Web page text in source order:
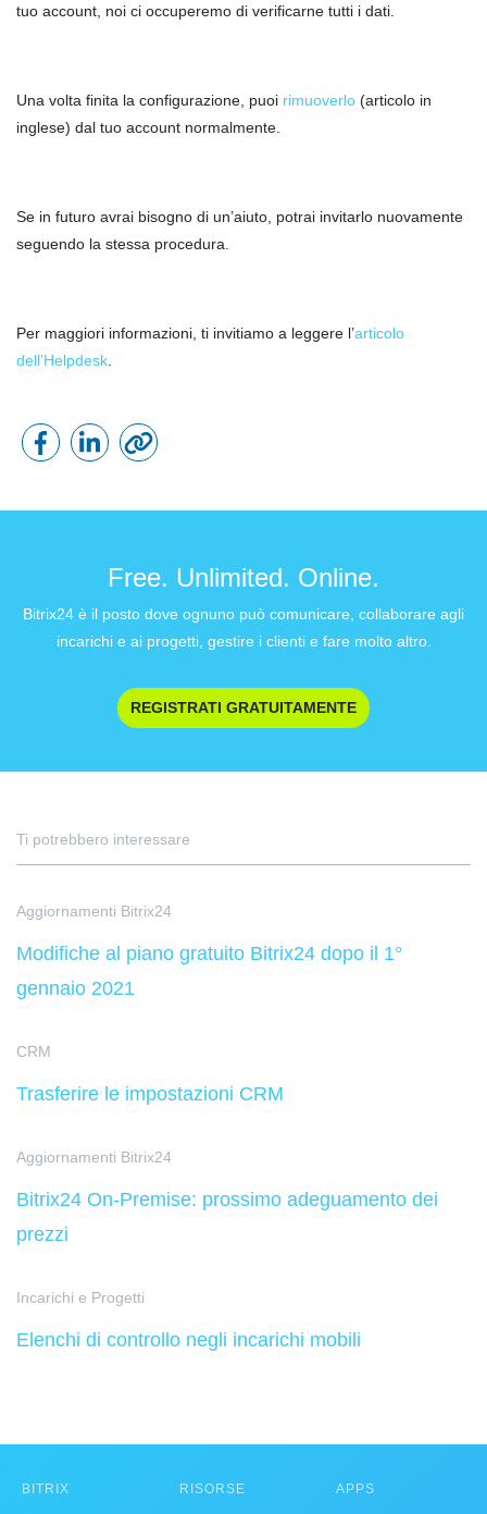
tuo account, noi ci occuperemo di verificarne tutti i dati.
Una volta finita la configurazione, puoi rimuoverlo (articolo in
inglese) dal tuo account normalmente.
Se in futuro avrai bisogno di un’aiuto, potrai invitarlo nuovamente
seguendo la stessa procedura.
Per maggiori informazioni, ti invitiamo a leggere l’articolo
dell’Helpdesk
Free. Unlimited. Online.
Bitrix24 è il posto dove ognuno può comunicare, collaborare agli
incarichi e ai progetti, gestire i clienti e fare molto altro.
REGISTRATI GRATUITAMENTE
Ti potrebbero interessare
Aggiornamenti Bitrix24
Modifiche al piano gratuito Bitrix24 dopo il 1°
gennaio 2021
CRM
Trasferire le impostazioni CRM
Aggiornamenti Bitrix24
Bitrix24 On-Premise: prossimo adeguamento dei
prezzi
Incarichi e Progetti
Elenchi di controllo negli incarichi mobili
BITRIX RISORSE APPS